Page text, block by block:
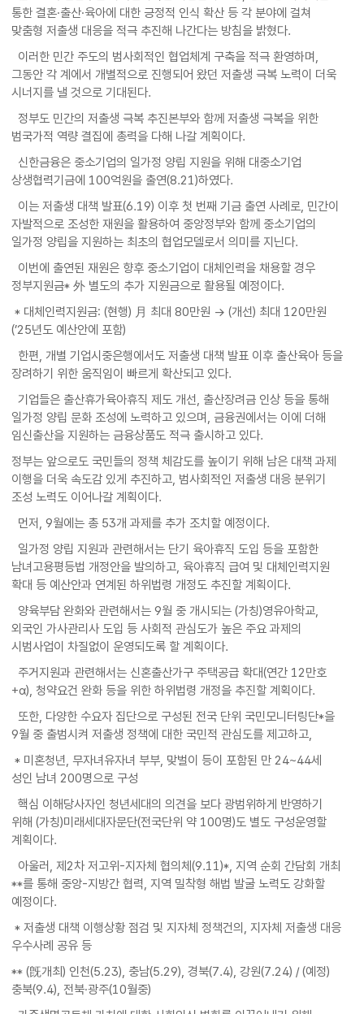
통한 결혼·출산·육아에 대한 긍정적 인식 확산 등 각 분야에 걸쳐
맞춤형 저출생 대응을 적극 추진해 나간다는 방침을 밝혔다.
이러한 민간 주도의 범사회적인 협업체계 구축을 적극 환영하며,
그동안 각 계에서 개별적으로 진행되어 왔던 저출생 극복 노력이 더욱
시너지를 낼 것으로 기대된다.
정부도 민간의 저출생 극복 추진본부와 함께 저출생 극복을 위한
범국가적 역량 결집에 총력을 다해 나갈 계획이다.
신한금융은 중소기업의 일가정 양립 지원을 위해 대중소기업
상생협력기금에 100억원을 출연(8.21)하였다.
이는 저출생 대책 발표(6.19) 이후 첫 번째 기금 출연 사례로, 민간이
자발적으로 조성한 재원을 활용하여 중앙정부와 함께 중소기업의
일가정 양립을 지원하는 최초의 협업모델로서 의미를 지닌다.
이번에 출연된 재원은 향후 중소기업이 대체인력을 채용할 경우
정부지원금* 外 별도의 추가 지원금으로 활용될 예정이다.
* 대체인력지원금: (현행) 月 최대 80만원 → (개선) 최대 120만원
(’25년도 예산안에 포함)
한편, 개별 기업시중은행에서도 저출생 대책 발표 이후 출산육아 등을
장려하기 위한 움직임이 빠르게 확산되고 있다.
기업들은 출산휴가육아휴직 제도 개선, 출산장려금 인상 등을 통해
일가정 양립 문화 조성에 노력하고 있으며, 금융권에서는 이에 더해
임신출산을 지원하는 금융상품도 적극 출시하고 있다.
정부는 앞으로도 국민들의 정책 체감도를 높이기 위해 남은 대책 과제
이행을 더욱 속도감 있게 추진하고, 범사회적인 저출생 대응 분위기
조성 노력도 이어나갈 계획이다.
먼저, 9월에는 총 53개 과제를 추가 조치할 예정이다.
일가정 양립 지원과 관련해서는 단기 육아휴직 도입 등을 포함한
남녀고용평등법 개정안을 발의하고, 육아휴직 급여 및 대체인력지원
확대 등 예산안과 연계된 하위법령 개정도 추진할 계획이다.
양육부담 완화와 관련해서는 9월 중 개시되는 (가칭)영유아학교,
외국인 가사관리사 도입 등 사회적 관심도가 높은 주요 과제의
시범사업이 차질없이 운영되도록 할 계획이다.
주거지원과 관련해서는 신혼출산가구 주택공급 확대(연간 12만호
+α), 청약요건 완화 등을 위한 하위법령 개정을 추진할 계획이다.
또한, 다양한 수요자 집단으로 구성된 전국 단위 국민모니터링단*을
9월 중 출범시켜 저출생 정책에 대한 국민적 관심도를 제고하고,
* 미혼청년, 무자녀유자녀 부부, 맞벌이 등이 포함된 만 24~44세
성인 남녀 200명으로 구성
핵심 이해당사자인 청년세대의 의견을 보다 광범위하게 반영하기
위해 (가칭)미래세대자문단(전국단위 약 100명)도 별도 구성운영할
계획이다.
아울러, 제2차 저고위-지자체 협의체(9.11)*, 지역 순회 간담회 개최
**를 통해 중앙-지방간 협력, 지역 밀착형 해법 발굴 노력도 강화할
예정이다.
* 저출생 대책 이행상황 점검 및 지자체 정책건의, 지자체 저출생 대응
우수사례 공유 등
** (旣개최) 인천(5.23), 충남(5.29), 경북(7.4), 강원(7.24) / (예정)
충북(9.4), 전북·광주(10월중)